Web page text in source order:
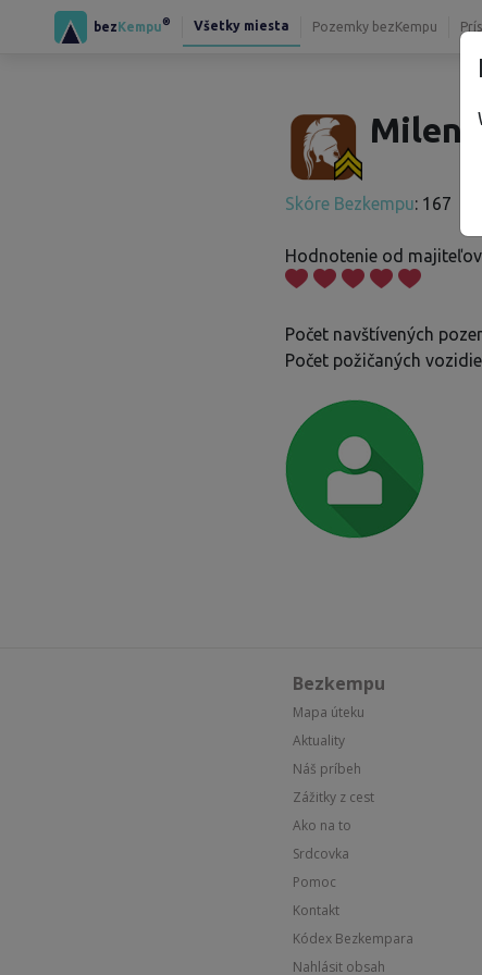
bezKempu® Všetky miesta Pozemky bezKempu
Skóre Bezkempu: 167
Hodnotenie od
Počet navštívených
Počet požičaných
Bezkempu
Mapa úteku
Aktuality
Náš príbeh
Zážitky z cest
Ako na to
Srdcovka
Pomoc
Kontakt
Kódex Bezkempara
Nahlásit obsah